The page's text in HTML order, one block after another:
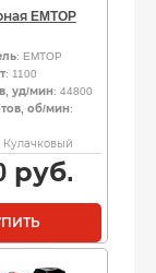
EMTOP
: EMTOP
: 1100
уд/мин: 44800
об/мин:
Кулачковый
руб.